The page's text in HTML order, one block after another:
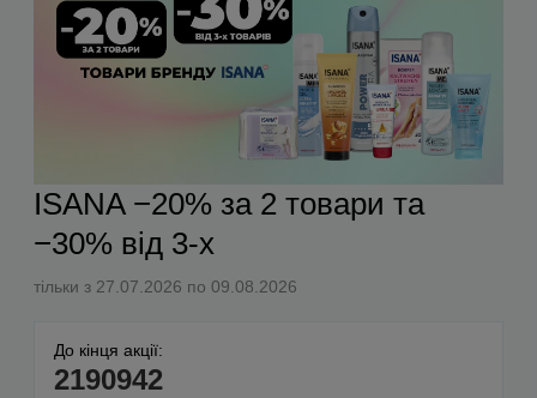
ISANA −20% за 2 товари та
−30% від 3-х
тільки з 27.07.2026 по 09.08.2026
До кінця акції:
2190941